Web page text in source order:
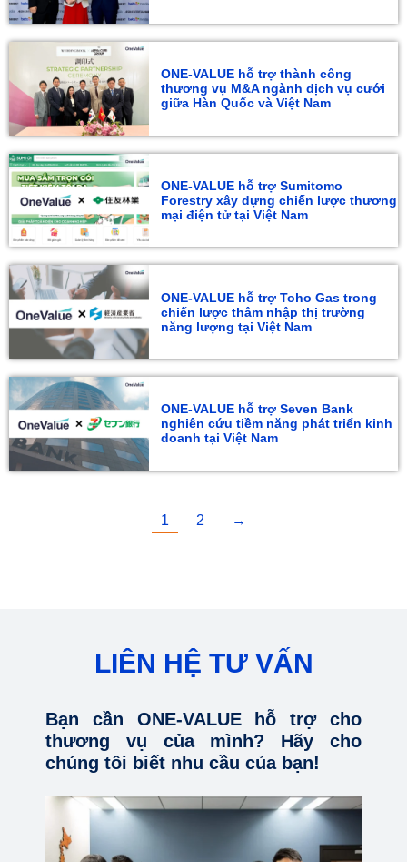
ONE-VALUE hỗ trợ thành công
thương vụ M&A ngành dịch vụ cưới
giữa Hàn Quốc và Việt Nam
ONE-VALUE hỗ trợ Sumitomo
Forestry xây dựng chiến lược thương
mại điện tử tại Việt Nam
ONE-VALUE hỗ trợ Toho Gas trong
chiến lược thâm nhập thị trường
năng lượng tại Việt Nam
ONE-VALUE hỗ trợ Seven Bank
nghiên cứu tiềm năng phát triển kinh
doanh tại Việt Nam
1 2 →
LIÊN HỆ TƯ VẤN
Bạn cần ONE-VALUE hỗ trợ cho
thương vụ của mình? Hãy cho
chúng tôi biết nhu cầu của bạn!